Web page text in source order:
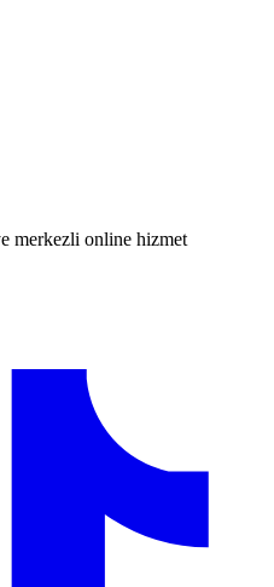
merkezli online hizmet